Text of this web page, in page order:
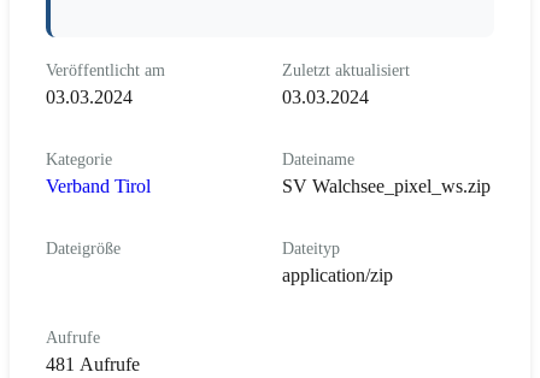
Veröffentlicht am
03.03.2024
Zuletzt aktualisiert
03.03.2024
Kategorie
Verband Tirol
Dateiname
SV Walchsee_pixel_ws.zip
Dateigröße Dateityp
application/zip
Aufrufe
481 Aufrufe